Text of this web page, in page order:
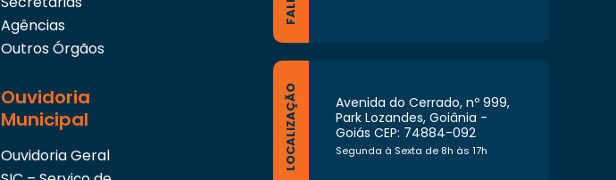
Agências
Outros Órgãos
Ouvidoria
Municipal
Ouvidoria Geral
LOCALIZAÇÃO
Avenida do Cerrado, nº 999,
Park Lozandes, Goiânia -
Goiás CEP: 74884-092
Segunda à Sexta de 8h às 17h